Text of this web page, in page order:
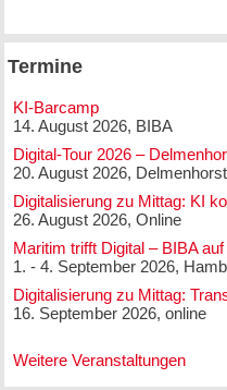
Termine
KI-Barcamp
14. August 2026, BIBA
Digital-Tour 2026 –
20. August 2026, Delmenhorst
Digitalisierung zu Mittag: KI
26. August 2026, Online
Maritim trifft Digital – BIBA
1. - 4. September 2026,
Digitalisierung zu Mittag:
16. September 2026, online
Weitere Veranstaltungen